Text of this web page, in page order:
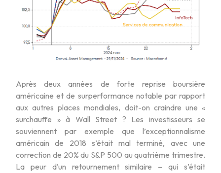
Après deux années de forte reprise boursière
américaine et de surperformance notable par rapport
aux autres places mondiales, doit-on craindre une «
surchauffe » à Wall Street ? Les investisseurs se
souviennent par exemple que l’exceptionnalisme
américain de 2018 s’était mal terminé, avec une
correction de 20% du S&P 500 au quatrième trimestre.
La peur d’un retournement similaire – qui s’était